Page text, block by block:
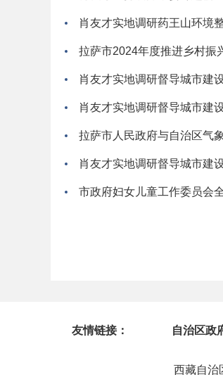
拉萨市2024年度推进乡村振
肖友才实地调研督导城市建
肖友才实地调研督导城市建
拉萨市人民政府与自治区气
肖友才实地调研督导城市建
市政府妇女儿童工作委员会
友情链接： 自治区政
西藏自治